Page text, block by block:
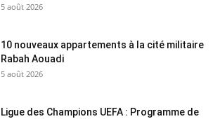
5 août 2026
10 nouveaux appartements à la cité militaire
Rabah Aouadi
5 août 2026
Ligue des Champions UEFA : Programme de